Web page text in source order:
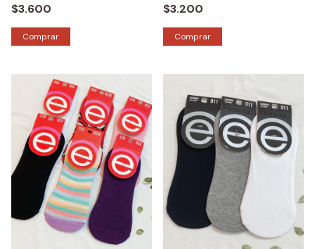
$3.600
Comprar
$3.200
Comprar